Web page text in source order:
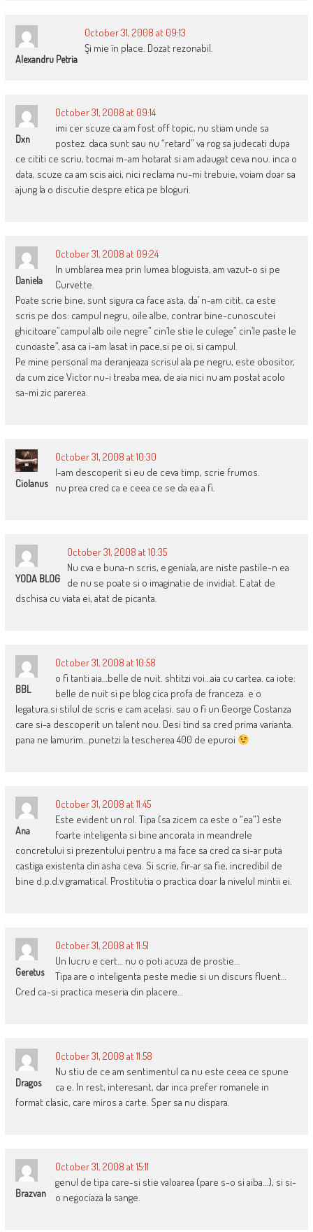
Alexandru Petria
October 31, 2008 at 09:13
Şi mie în place. Dozat rezonabil.
Dxn
October 31, 2008 at 09:14
imi cer scuze ca am fost off topic, nu stiam unde sa
postez. daca sunt sau nu “retard” va rog sa judecati dupa
ce cititi ce scriu, tocmai m-am hotarat si am adaugat ceva nou. inca o
data, scuze ca am scis aici, nici reclama nu-mi trebuie, voiam doar sa
ajung la o discutie despre etica pe bloguri.
Daniela
October 31, 2008 at 09:24
In umblarea mea prin lumea bloguista, am vazut-o si pe
Curvette.
Poate scrie bine, sunt sigura ca face asta, da’ n-am citit, ca este
scris pe dos: campul negru, oile albe, contrar bine-cunoscutei
ghicitoare”campul alb oile negre” cin’le stie le culege” cin’le paste le
cunoaste”, asa ca i-am lasat in pace,si pe oi, si campul.
Pe mine personal ma deranjeaza scrisul ala pe negru, este obositor,
da cum zice Victor nu-i treaba mea, de aia nici nu am postat acolo
sa-mi zic parerea.
Ciolanus
October 31, 2008 at 10:30
l-am descoperit si eu de ceva timp, scrie frumos.
nu prea cred ca e ceea ce se da ea a fi.
YODA BLOG
October 31, 2008 at 10:35
Nu cva e buna-n scris, e geniala, are niste pastile-n ea
de nu se poate si o imaginatie de invidiat. E atat de
dschisa cu viata ei, atat de picanta.
BBL
October 31, 2008 at 10:58
o fi tanti aia…belle de nuit. shtitzi voi…aia cu cartea. ca iote:
belle de nuit si pe blog cica profa de franceza. e o
legatura.si stilul de scris e cam acelasi. sau o fi un George Costanza
care si-a descoperit un talent nou. Desi tind sa cred prima varianta.
pana ne lamurim…punetzi la tescherea 400 de epuroi
Ana
October 31, 2008 at 11:45
Este evident un rol. Tipa (sa zicem ca este o “ea”) este
foarte inteligenta si bine ancorata in meandrele
concretului si prezentului pentru a ma face sa cred ca si-ar puta
castiga existenta din asha ceva. Si scrie, fir-ar sa fie, incredibil de
bine d.p.d.v gramatical. Prostitutia o practica doar la nivelul mintii ei.
Geretus
October 31, 2008 at 11:51
Un lucru e cert… nu o poti acuza de prostie…
Tipa are o inteligenta peste medie si un discurs fluent…
Cred ca-si practica meseria din placere…
Dragos
October 31, 2008 at 11:58
Nu stiu de ce am sentimentul ca nu este ceea ce spune
ca e. In rest, interesant, dar inca prefer romanele in
format clasic, care miros a carte. Sper sa nu dispara.
Brazvan
October 31, 2008 at 15:11
genul de tipa care-si stie valoarea (pare s-o si aiba…), si si-
o negociaza la sange.